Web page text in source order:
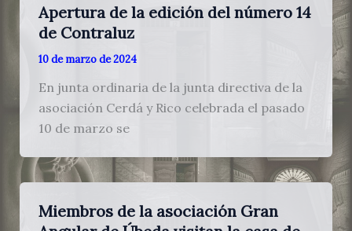
Apertura de la edición del número 14
de Contraluz
10 de marzo de 2024
En junta ordinaria de la junta directiva de la
asociación Cerdá y Rico celebrada el pasado
10 de marzo se
Miembros de la asociación Gran